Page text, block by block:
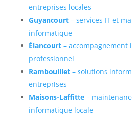
entreprises locales
Guyancourt– services IT et
informatique
Élancourt– accompagnement
professionnel
Rambouillet– solutions
entreprises
Maisons-Laffitte–
informatique locale